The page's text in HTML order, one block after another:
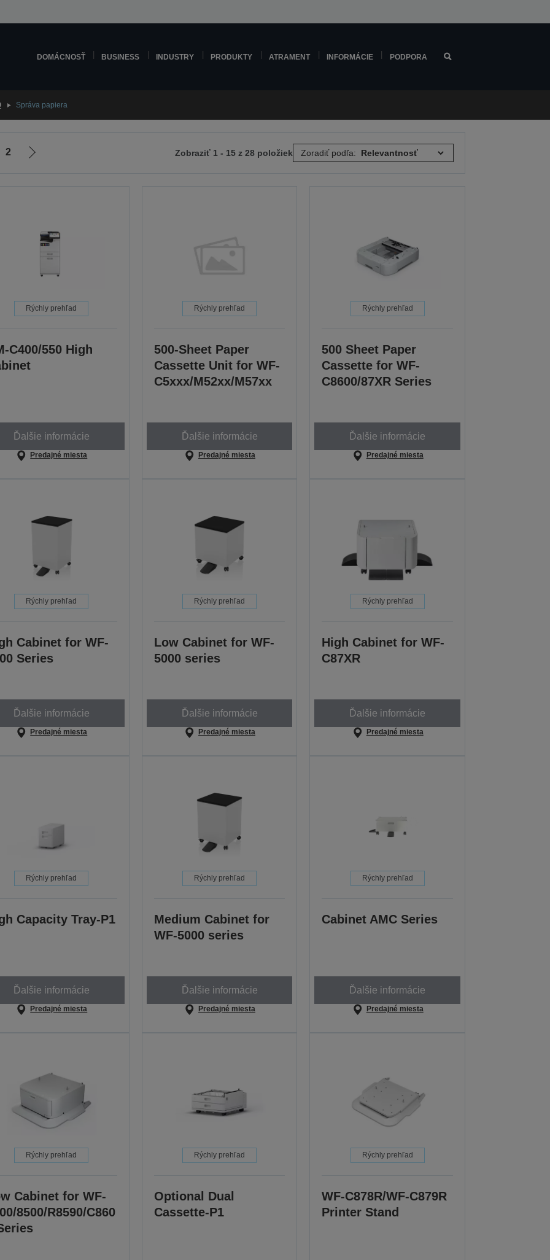
DOMÁCNOSŤ BUSINESS INDUSTRY PRODUKTY ATRAMENT INFORMÁCIE PODPORA
Správa papiera
2
Ísť
Zobraziť 1 - 15 z 28 položiek Zoradiť podľa:
Rýchly prehľad
C400/550 High
Ďalšie informácie
Predajné miesta
Rýchly prehľad
500-Sheet Paper
Cassette Unit for WF-
C5xxx/M52xx/M57xx
Ďalšie informácie
Predajné miesta
Rýchly prehľad
500 Sheet Paper
Cassette for WF-
C8600/87XR Series
Ďalšie informácie
Predajné miesta
Rýchly prehľad
Cabinet for WF-
Series
Ďalšie informácie
Predajné miesta
Rýchly prehľad
Low Cabinet for WF-
5000 series
Ďalšie informácie
Predajné miesta
Rýchly prehľad
High Cabinet for WF-
C87XR
Ďalšie informácie
Predajné miesta
Rýchly prehľad
Capacity Tray-P1
Ďalšie informácie
Predajné miesta
Rýchly prehľad
Medium Cabinet for
WF-5000 series
Ďalšie informácie
Predajné miesta
Rýchly prehľad
Cabinet AMC Series
Ďalšie informácie
Predajné miesta
Rýchly prehľad
Cabinet for WF-
8500/R8590/C860
Rýchly prehľad
Optional Dual
Cassette-P1
Rýchly prehľad
WF-C878R/WF-C879R
Printer Stand